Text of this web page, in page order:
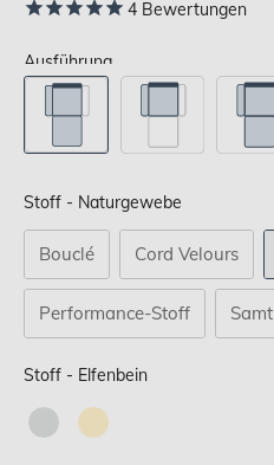
4 Bewertungen
Ausführung
Stoff - Naturgewebe
Bouclé Cord Velours
Performance-Stoff Samt
Stoff
Stoff - Elfenbein